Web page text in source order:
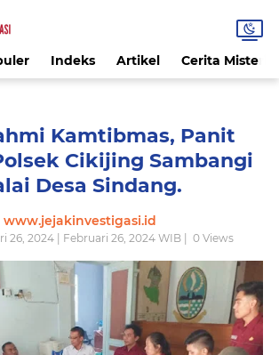
Indeks Artikel Cerita Misteri
Kamtibmas, Panit
Cikijing Sambangi
Desa Sindang.
www.jejakinvestigasi.id
26, 2024 | Februari 26, 2024 WIB | 0Views